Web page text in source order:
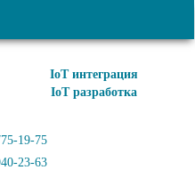
IoT интеграция
IoT разработка
19-75
23-63